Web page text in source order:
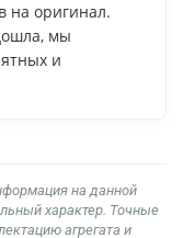
на оригинал.
мы
и
на данной
характер. Точные
агрегата и